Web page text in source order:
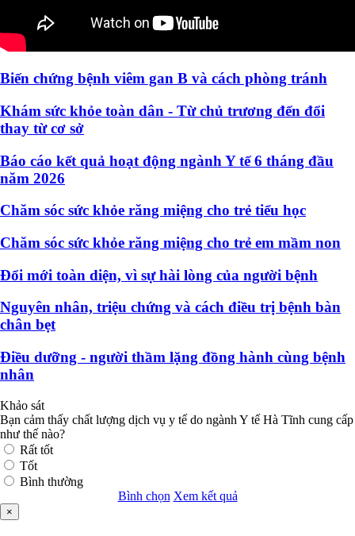
Biến chứng bệnh viêm gan B và cách phòng tránh
Khám sức khỏe toàn dân - Từ chủ trương đến đổi
thay từ cơ sở
Báo cáo kết quả hoạt động ngành Y tế 6 tháng đầu
năm 2026
Chăm sóc sức khỏe răng miệng cho trẻ tiểu học
Chăm sóc sức khỏe răng miệng cho trẻ em mầm non
Đổi mới toàn diện, vì sự hài lòng của người bệnh
Nguyên nhân, triệu chứng và cách điều trị bệnh bàn
chân bẹt
Điều dưỡng - người thầm lặng đồng hành cùng bệnh
nhân
Khảo sát
Bạn cảm thấy chất lượng dịch vụ y tế do ngành Y tế Hà Tĩnh cung cấp
như thế nào?
Rất tốt
Tốt
Bình thường
Bình chọn Xem kết quả
×